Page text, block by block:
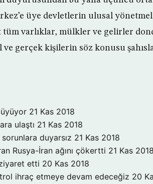
üye devletlerin ulusal
varlıklar, mülkler ve gelirler
gerçek kişilerin söz konusu
21 Kas 2018
ulaştı 21 Kas 2018
duyarsız 21 Kas 2018
Rusya-İran ağını çökertti 21 Kas 2018
ziyaret etti 20 Kas 2018
ihraç etmeye devam edeceğiz 20